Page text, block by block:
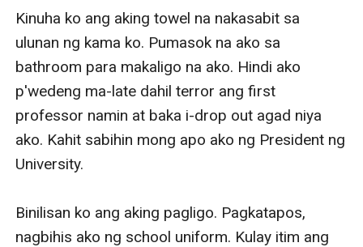
Kinuha ko ang aking towel na nakasabit sa
ulunan ng kama ko. Pumasok na ako sa
bathroom para makaligo na ako. Hindi ako
p'wedeng ma-late dahil terror ang first
professor namin at baka i-drop out agad niya
ako. Kahit sabihin mong apo ako ng President ng
University.
Binilisan ko ang aking pagligo. Pagkatapos,
nagbihis ako ng school uniform. Kulay itim ang